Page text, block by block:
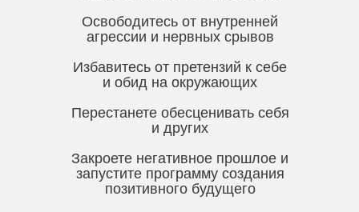
Освободитесь от внутренней
агрессии и нервных срывов
Избавитесь от претензий к себе
и обид на окружающих
Перестанете обесценивать себя
и других
Закроете негативное прошлое и
запустите программу создания
позитивного будущего